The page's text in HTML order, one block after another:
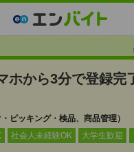
ホから3分で登録完
ピッキング・検品、商品管理）
社会人未経験OK 大学生歓迎